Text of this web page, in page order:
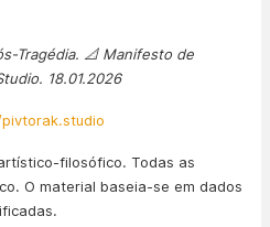
Tragédia. 📐 Manifesto de
18.01.2026
filosófico. Todas as
O material baseia-se em dados